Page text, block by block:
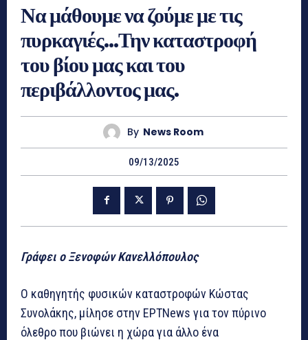
Να μάθουμε να ζούμε με τις
πυρκαγιές…Την καταστροφή
του βίου μας και του
περιβάλλοντος μας.
By News Room
09/13/2025
Γράφει ο Ξενοφών Κανελλόπουλος
Ο καθηγητής φυσικών καταστροφών Κώστας
Συνολάκης, μίλησε στην ΕΡΤNews για τον πύρινο
όλεθρο που βιώνει η χώρα για άλλο ένα